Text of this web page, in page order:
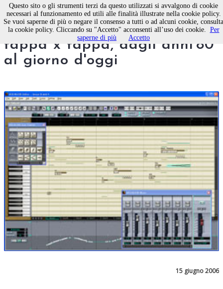
Le radici del download:
tappa x tappa, dagli anni'80
al giorno d'oggi
15 giugno 2006
Questo sito o gli strumenti terzi da questo utilizzati si avvalgono di cookie
necessari al funzionamento ed utili alle finalità illustrate nella cookie policy.
Se vuoi saperne di più o negare il consenso a tutti o ad alcuni cookie, consulta
la cookie policy. Cliccando su "Accetto" acconsenti all’uso dei cookie. Per
saperne di più
Accetto